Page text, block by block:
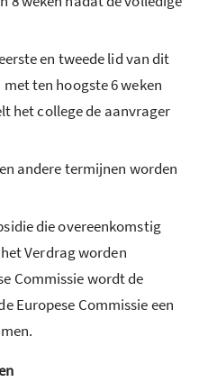
en tweede lid van dit
ten hoogste 6 weken
het college de aanvrager
andere termijnen worden
die overeenkomstig
Verdrag worden
Commissie wordt de
Europese Commissie een